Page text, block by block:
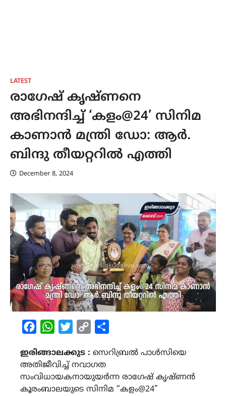
LATEST
രാഗേഷ് കൃഷ്ണനെ
അഭിനന്ദിച്ച് ‘കളം@24’ സിനിമ
കാണാൻ മന്ത്രി ഡോ: ആർ.
ബിന്ദു തീയറ്ററിൽ എത്തി
December 8, 2024
FacebookWhatsAppTwitterCopy
ഇരിങ്ങാലക്കുട : സെറിബ്രൽ പാൾസിയെ
അതിജീവിച്ച് നവാഗത
സംവിധായകനായുയർന്ന രാഗേഷ് കൃഷ്ണൻ
കൂരംബാലയുടെ സിനിമ “കളം@24”